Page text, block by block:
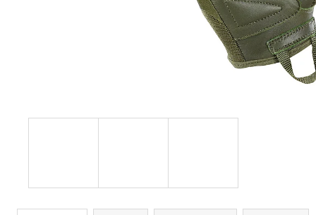
STARTOVACÍ NÁBOJE FIOCCHI 8MM